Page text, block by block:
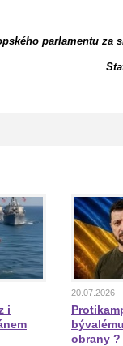
parlamentu za
i
20.07.2026
obrany ?